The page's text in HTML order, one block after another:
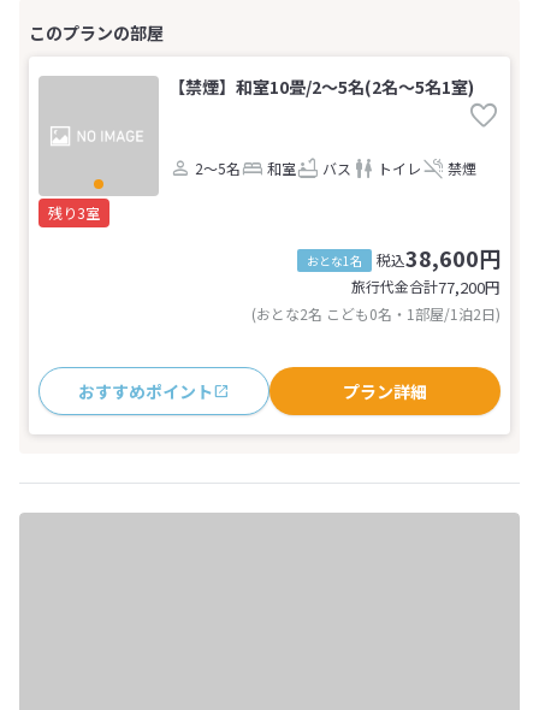
【禁煙】和室10畳/2～5名(2名～5名1室)
2～5名 和室 バス トイレ 禁煙
残り3室
おとな1名 税込38,600円
旅行代金合計77,200円
(おとな2名 こども0名・1部屋/1泊2日)
おすすめポイント プラン詳細